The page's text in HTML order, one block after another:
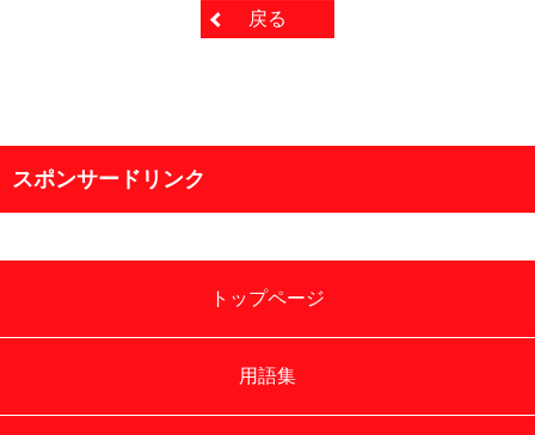
戻る
スポンサードリンク
トップページ
用語集